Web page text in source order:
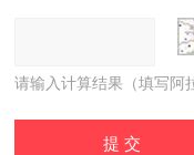
请输入计算结果（填写阿